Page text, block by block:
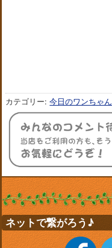
カテゴリー:今日のワンちゃん
ネットで繋がろう♪